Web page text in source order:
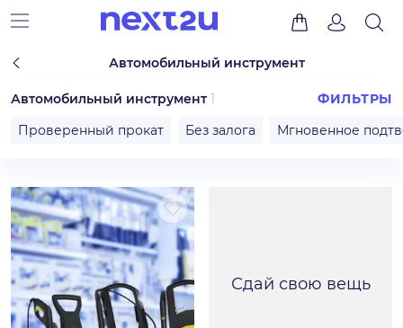
Автомобильный инструмент
Автомобильный инструмент 1
ФИЛЬТРЫ
Проверенный прокат
Без залога Мгновенное
Сдай свою вещь